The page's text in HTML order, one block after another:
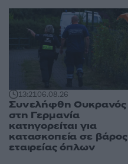
13:2106.08.26
Συνελήφθη Ουκρανός
στη Γερμανία
κατηγορείται για
κατασκοπεία σε βάρος
εταιρείας όπλων